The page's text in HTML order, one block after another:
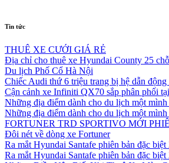
Tin tức
THUÊ XE CƯỚI GIÁ RẺ
Địa chỉ cho thuê xe Hyundai County 25
Du lịch Phố Cổ Hà Nội
Chiếc Audi thứ 6 triệu trang bị hệ dẫn
Cận cảnh xe Infiniti QX70 sắp phân phối
Những địa điểm dành cho du lịch một mình
Những địa điểm dành cho du lịch một mình
FORTUNER TRD SPORTIVO MỚI
Đôi nét về dòng xe Fortuner
Ra mắt Hyundai Santafe phiên bản đặc biệt
Ra mắt Hyundai Santafe phiên bản đặc biệt